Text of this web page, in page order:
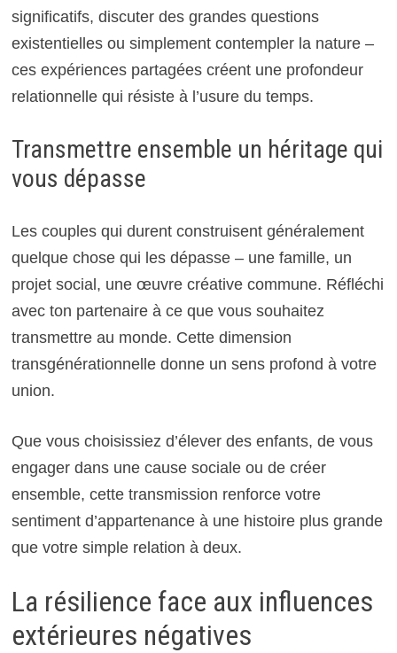
significatifs, discuter des grandes questions
existentielles ou simplement contempler la nature –
ces expériences partagées créent une profondeur
relationnelle qui résiste à l’usure du temps.
Transmettre ensemble un héritage qui
vous dépasse
Les couples qui durent construisent généralement
quelque chose qui les dépasse – une famille, un
projet social, une œuvre créative commune. Réfléchi
avec ton partenaire à ce que vous souhaitez
transmettre au monde. Cette dimension
transgénérationnelle donne un sens profond à votre
union.
Que vous choisissiez d’élever des enfants, de vous
engager dans une cause sociale ou de créer
ensemble, cette transmission renforce votre
sentiment d’appartenance à une histoire plus grande
que votre simple relation à deux.
La résilience face aux influences
extérieures négatives